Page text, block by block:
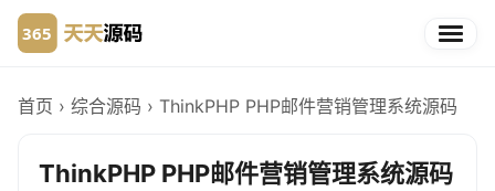
首页 › 综合源码 › ThinkPHP PHP邮件营销管理系统源码
ThinkPHP PHP邮件营销管理系统源码